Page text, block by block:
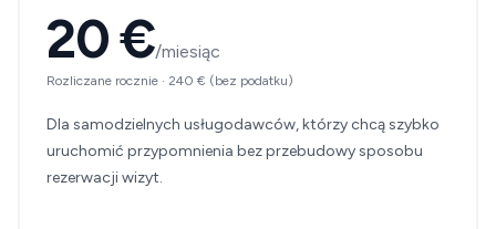
20 €/miesiąc
Rozliczane rocznie · 240 € (bez podatku)
Dla samodzielnych usługodawców, którzy chcą szybko
uruchomić przypomnienia bez przebudowy sposobu
rezerwacji wizyt.